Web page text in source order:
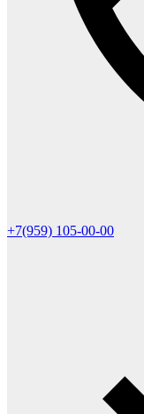
+7(959) 105-00-00